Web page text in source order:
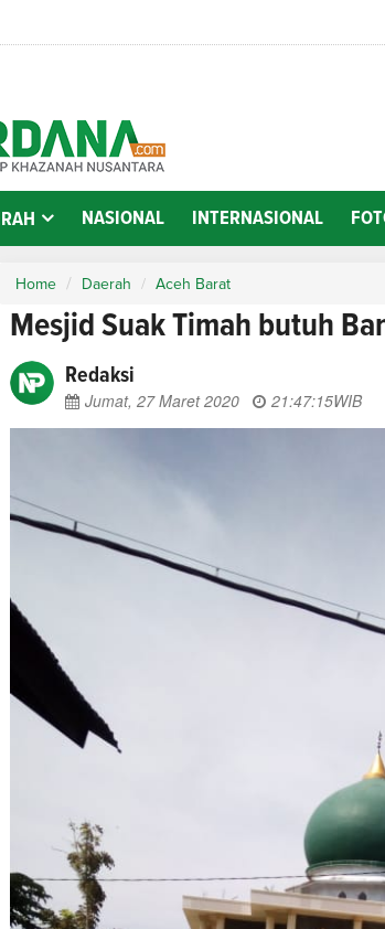
NASIONAL INTERNASIONAL
Home Daerah Aceh Barat
Mesjid Suak Timah butuh
Redaksi
Jumat, 27 Maret 2020
21:47:15WIB